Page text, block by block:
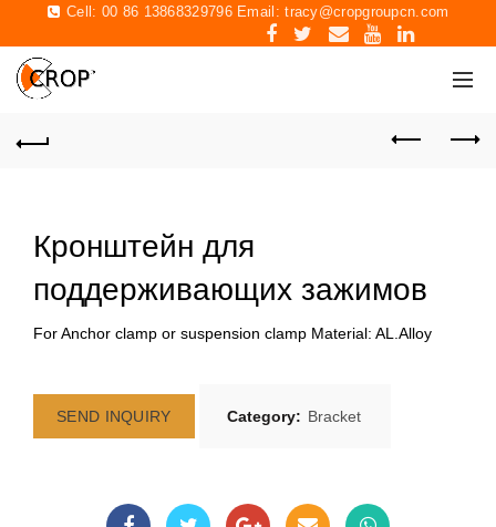
Cell: 00 86 13868329796 Email:tracy@cropgroupcn.com
Кронштейн для
поддерживающих зажимов
For Anchor clamp or suspension clamp Material: AL.Alloy
SEND INQUIRY Category: Bracket